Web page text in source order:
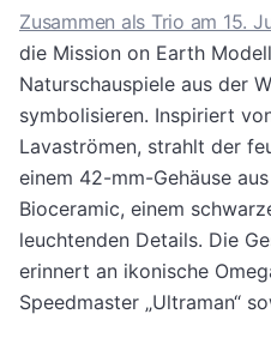
Zusammen als Trio am 15.
die Mission on Earth
Naturschauspiele aus der
symbolisieren. Inspiriert
Lavaströmen, strahlt der
einem 42-mm-Gehäuse
Bioceramic, einem
leuchtenden Details. Die
erinnert an ikonische
Speedmaster „Ultraman“